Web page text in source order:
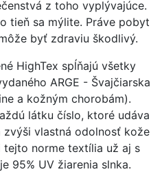
z toho vyplývajúce.
tieň sa mýlite. Práve pobyt
byť zdraviu škodlivý.
HighTex spĺňajú všetky
ARGE - Švajčiarska
a kožným chorobám).
látku číslo, ktoré udáva
zvýši vlastná odolnosť kože
norme textília už aj s
95% UV žiarenia slnka.